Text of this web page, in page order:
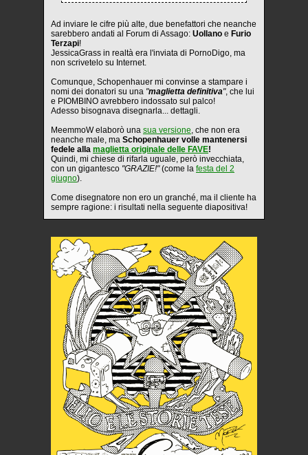
Ad inviare le cifre più alte, due benefattori che neanche
sarebbero andati al Forum di Assago: Uollano e Furio
Terzapi!
JessicaGrass in realtà era l'inviata di PornoDigo, ma
non scrivetelo su Internet.
Comunque, Schopenhauer mi convinse a stampare i
nomi dei donatori su una "maglietta definitiva", che lui
e PIOMBINO avrebbero indossato sul palco!
Adesso bisognava disegnarla... dettagli.
MeemmoW elaborò una sua versione , che non era
neanche male, ma Schopenhauer volle mantenersi
fedele alla maglietta originale delle FAVE!
Quindi, mi chiese di rifarla uguale, però invecchiata,
con un gigantesco "GRAZIE!"(come la festa del 2
giugno).
Come disegnatore non ero un granché, ma il cliente ha
sempre ragione: i risultati nella seguente diapositiva!